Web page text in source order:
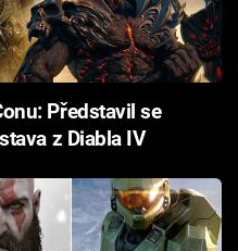
Představil se
z Diabla IV